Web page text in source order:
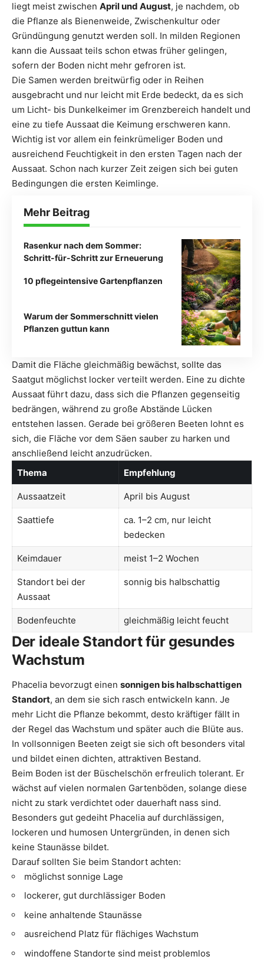
liegt meist zwischen April und August, je nachdem, ob
die Pflanze als Bienenweide, Zwischenkultur oder
Gründüngung genutzt werden soll. In milden Regionen
kann die Aussaat teils schon etwas früher gelingen,
sofern der Boden nicht mehr gefroren ist.
Die Samen werden breitwürfig oder in Reihen
ausgebracht und nur leicht mit Erde bedeckt, da es sich
um Licht- bis Dunkelkeimer im Grenzbereich handelt und
eine zu tiefe Aussaat die Keimung erschweren kann.
Wichtig ist vor allem ein feinkrümeliger Boden und
ausreichend Feuchtigkeit in den ersten Tagen nach der
Aussaat. Schon nach kurzer Zeit zeigen sich bei guten
Bedingungen die ersten Keimlinge.
Mehr Beitrag
Rasenkur nach dem Sommer:
Schritt-für-Schritt zur Erneuerung
10 pflegeintensive Gartenpflanzen
Warum der Sommerschnitt vielen
Pflanzen guttun kann
Damit die Fläche gleichmäßig bewächst, sollte das
Saatgut möglichst locker verteilt werden. Eine zu dichte
Aussaat führt dazu, dass sich die Pflanzen gegenseitig
bedrängen, während zu große Abstände Lücken
entstehen lassen. Gerade bei größeren Beeten lohnt es
sich, die Fläche vor dem Säen sauber zu harken und
anschließend leicht anzudrücken.
Thema
Empfehlung
Aussaatzeit April bis August
Saattiefe
ca. 1–2 cm, nur leicht
bedecken
Keimdauer meist 1–2 Wochen
Standort bei der
Aussaat
sonnig bis halbschattig
Bodenfeuchte gleichmäßig leicht feucht
Der ideale Standort für gesundes
Wachstum
Phacelia bevorzugt einen sonnigen bis halbschattigen
Standort, an dem sie sich rasch entwickeln kann. Je
mehr Licht die Pflanze bekommt, desto kräftiger fällt in
der Regel das Wachstum und später auch die Blüte aus.
In vollsonnigen Beeten zeigt sie sich oft besonders vital
und bildet einen dichten, attraktiven Bestand.
Beim Boden ist der Büschelschön erfreulich tolerant. Er
wächst auf vielen normalen Gartenböden, solange diese
nicht zu stark verdichtet oder dauerhaft nass sind.
Besonders gut gedeiht Phacelia auf durchlässigen,
lockeren und humosen Untergründen, in denen sich
keine Staunässe bildet.
Darauf sollten Sie beim Standort achten:
möglichst sonnige Lage
lockerer, gut durchlässiger Boden
keine anhaltende Staunässe
ausreichend Platz für flächiges Wachstum
windoffene Standorte sind meist problemlos